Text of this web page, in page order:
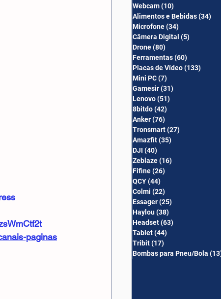
paginas
Webcam(10)
Alimentos e Bebidas(34)
Microfone(34)
Câmera Digital (5)
Drone(80)
Ferramentas(60)
Placas de Vídeo(133)
Mini PC(7)
Gamesir(31)
Lenovo(51)
8bitdo(42)
Anker(76)
Tronsmart(27)
Amazfit(35)
DJI (40)
Zeblaze(16)
Fifine(26)
QCY(44)
Colmi (22)
Essager(25)
Haylou(38)
Headset(63)
Tablet(44)
Tribit(17)
Bombas para Pneu/Bola